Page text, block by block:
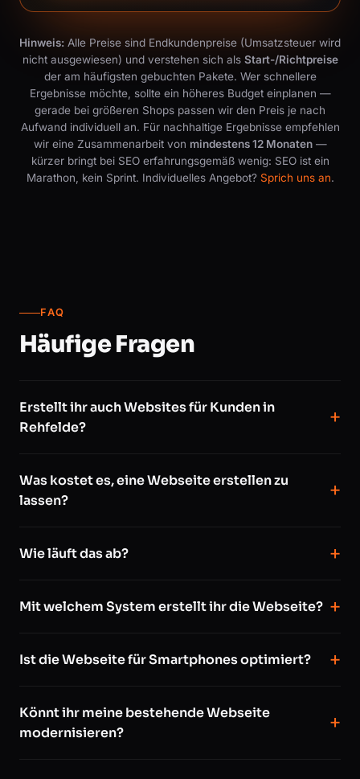
Hinweis: Alle Preise sind Endkundenpreise (Umsatzsteuer wird
nicht ausgewiesen) und verstehen sich als Start-/Richtpreise
der am häufigsten gebuchten Pakete. Wer schnellere
Ergebnisse möchte, sollte ein höheres Budget einplanen —
gerade bei größeren Shops passen wir den Preis je nach
Aufwand individuell an. Für nachhaltige Ergebnisse empfehlen
wir eine Zusammenarbeit von mindestens 12 Monaten—
kürzer bringt bei SEO erfahrungsgemäß wenig: SEO ist ein
Marathon, kein Sprint. Individuelles Angebot? Sprich uns an.
FAQ
Häufige Fragen
Erstellt ihr auch Websites für Kunden in
Rehfelde?
Was kostet es, eine Webseite erstellen zu
lassen?
Wie läuft das ab?
Mit welchem System erstellt ihr die Webseite?
Ist die Webseite für Smartphones optimiert?
Könnt ihr meine bestehende Webseite
modernisieren?